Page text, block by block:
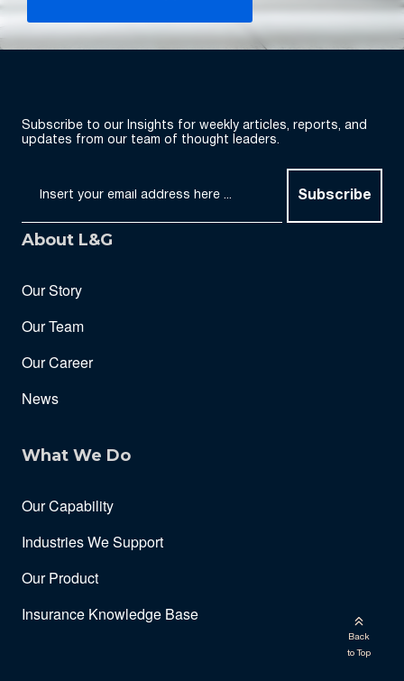
Subscribe to our Insights for weekly articles, reports, and
updates from our team of thought leaders.
Subscribe
About L&G
Our Story
Our Team
Our Career
News
What We Do
Our Capability
Industries We Support
Our Product
Insurance Knowledge Base
Back
to Top